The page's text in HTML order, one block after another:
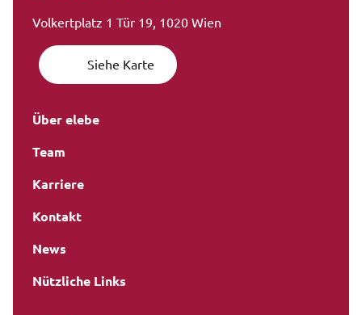
Volkertplatz 1 Tür 19, 1020 Wien
Siehe Karte
Über elebe
Team
Karriere
Kontakt
News
Nützliche Links